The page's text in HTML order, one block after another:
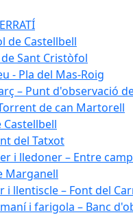
de Castellbell
Sant Cristòfol
- Pla del Mas-Roig
– Punt d'observació
de can Martorell
Castellbell
del Tatxot
i lledoner – Entre
Marganell
i llentiscle – Font del
i farigola – Banc